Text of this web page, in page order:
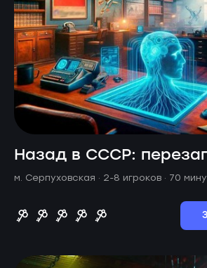
Назад в СССР:
м. Серпуховская · 2-8 игроков · 70